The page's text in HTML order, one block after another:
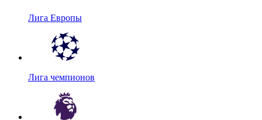
Лига Европы
Лига чемпионов